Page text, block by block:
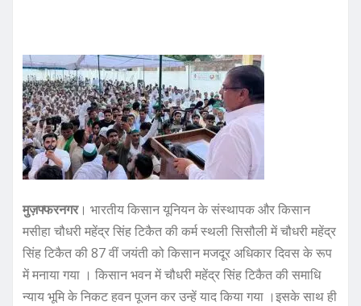
e
b
o
o
k
te
r
l s
A
p
p
e
मुज़फ्फरनगर। भारतीय किसान यूनियन के संस्थापक और किसान
मसीहा चौधरी महेंद्र सिंह टिकैत की कर्म स्थली सिसौली में चौधरी महेंद्र
सिंह टिकैत की 87 वीं जयंती को किसान मजदूर अधिकार दिवस के रूप
में मनाया गया । किसान भवन में चौधरी महेंद्र सिंह टिकैत की समाधि
न्याय भूमि के निकट हवन पूजन कर उन्हें याद किया गया ।इसके साथ ही